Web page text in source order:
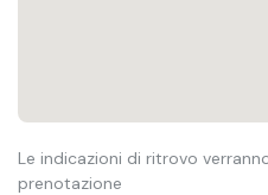
Le indicazioni di ritrovo
prenotazione